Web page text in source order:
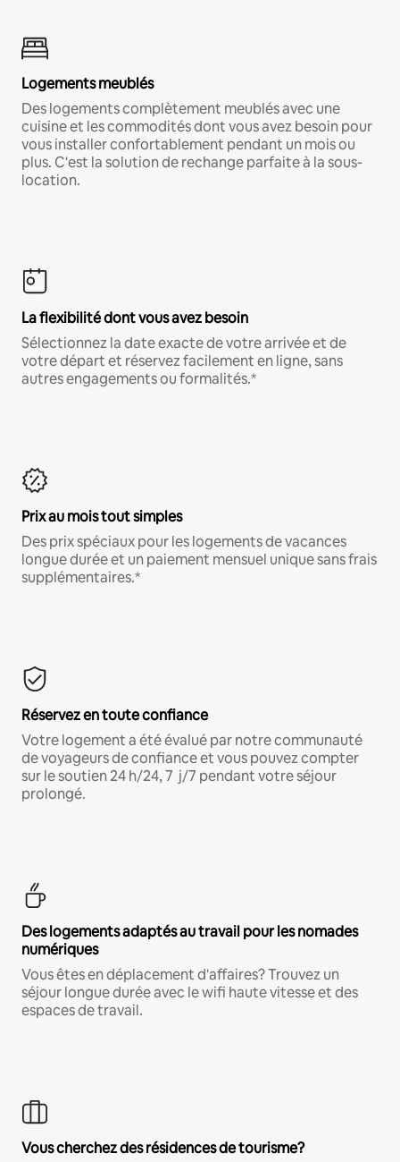
Logements meublés
Des logements complètement meublés avec une
cuisine et les commodités dont vous avez besoin pour
vous installer confortablement pendant un mois ou
plus. C'est la solution de rechange parfaite à la sous-
location.
La flexibilité dont vous avez besoin
Sélectionnez la date exacte de votre arrivée et de
votre départ et réservez facilement en ligne, sans
autres engagements ou formalités.*
Prix au mois tout simples
Des prix spéciaux pour les logements de vacances
longue durée et un paiement mensuel unique sans frais
supplémentaires.*
Réservez en toute confiance
Votre logement a été évalué par notre communauté
de voyageurs de confiance et vous pouvez compter
sur le soutien 24 h/24, 7 j/7 pendant votre séjour
prolongé.
Des logements adaptés au travail pour les nomades
numériques
Vous êtes en déplacement d'affaires? Trouvez un
séjour longue durée avec le wifi haute vitesse et des
espaces de travail.
Vous cherchez des résidences de tourisme?